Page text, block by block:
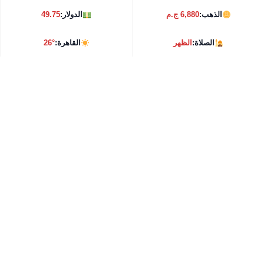
الذهب:6,880 ج.م الدولار:49.75
الصلاة:الظهر القاهرة:26°